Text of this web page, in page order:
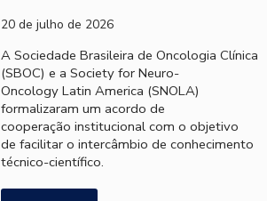
20 de julho de 2026
A Sociedade Brasileira de Oncologia Clínica
(SBOC) e a Society for Neuro-
Oncology Latin America (SNOLA)
formalizaram um acordo de
cooperação institucional com o objetivo
de facilitar o intercâmbio de conhecimento
técnico-científico.